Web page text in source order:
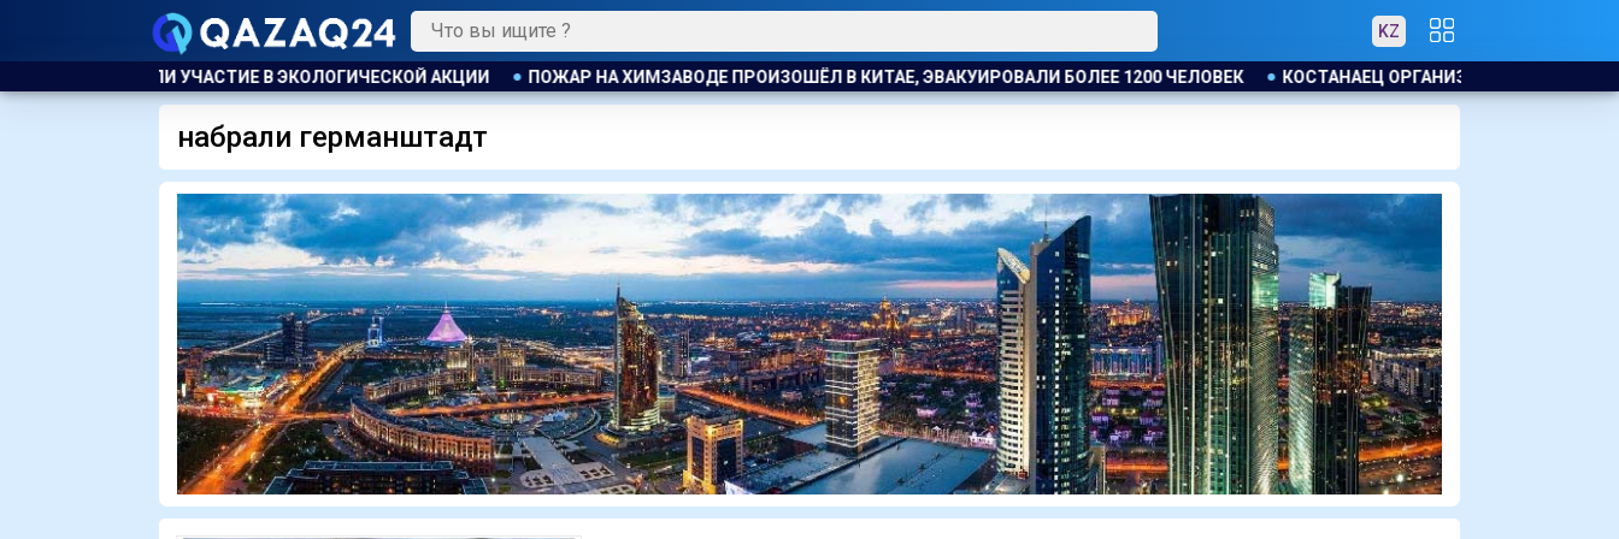
KZ
ПРИНЯЛИ УЧАСТИЕ В ЭКОЛОГИЧЕСКОЙ АКЦИИ ПОЖАР НА ХИМЗАВОДЕ ПРОИЗОШЁЛ В КИТАЕ, ЭВАКУИРОВАЛИ БОЛЕЕ 1200 ЧЕЛОВЕК КОСТАНАЕЦ ОРГАНИЗОВАЛ НЕЗАКОННУЮ
набрали германштадт